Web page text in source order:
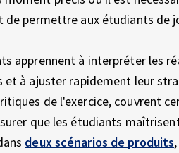
C
de permettre aux étudiants de
apprennent à interpréter les
et à ajuster rapidement leur
de l'exercice, couvrent
que les étudiants
deux scénarios de produits